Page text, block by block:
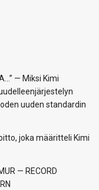
— Miksi Kimi
uuden standardin
joka määritteli Kimi
— RECORD